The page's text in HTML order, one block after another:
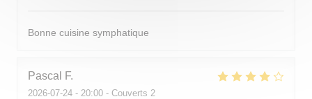
Bonne cuisine symphatique
Pascal F
2026-07-24 - 20:00 - Couverts 2